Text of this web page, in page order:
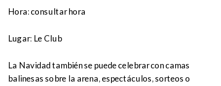
Hora: consultar hora
Lugar: Le Club
La Navidad también se puede celebrar con camas
balinesas sobre la arena, espectáculos, sorteos o